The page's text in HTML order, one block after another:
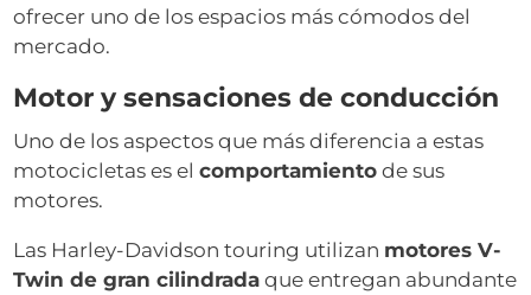
ofrecer uno de los espacios más cómodos del
mercado.
Motor y sensaciones de conducción
Uno de los aspectos que más diferencia a estas
motocicletas es elcomportamiento de sus
motores.
Las Harley-Davidson touring utilizan motores V-
Twin de gran cilindrada que entregan abundante